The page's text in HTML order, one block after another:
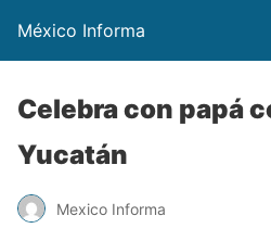
México Informa
Celebra con papá
Yucatán
Mexico Informa